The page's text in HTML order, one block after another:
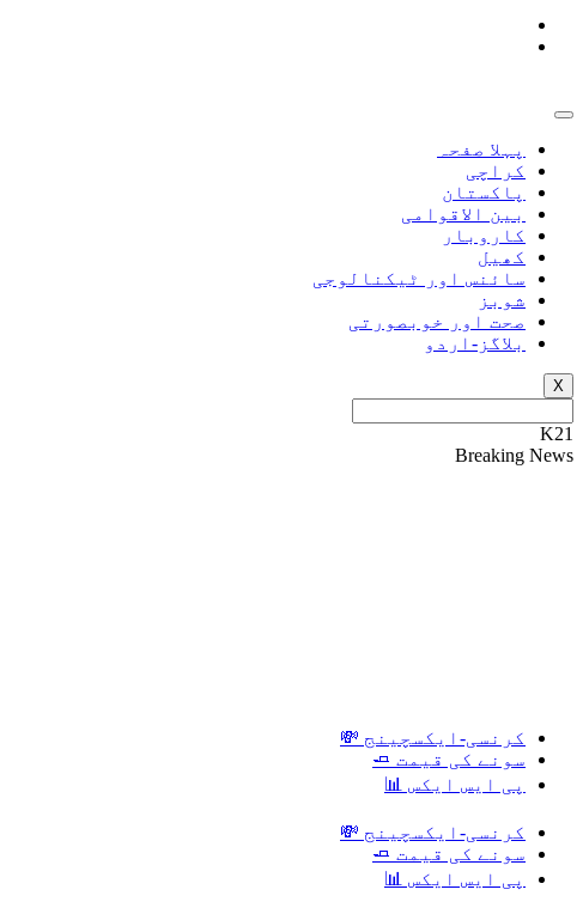
پہلا صفحہ
کراچی
پاکستان
بین الاقوامی
کاروبار
کھیل
سائنس اور ٹیکنالوجی
شوبز
صحت اور خوبصورتی
بلاگز-اردو
X
K21
Breaking News
کرنسی-ایکسچینج 💸
سونے کی قیمت 🧈
پی ایس ایکس 📊
کرنسی-ایکسچینج 💸
سونے کی قیمت 🧈
پی ایس ایکس 📊